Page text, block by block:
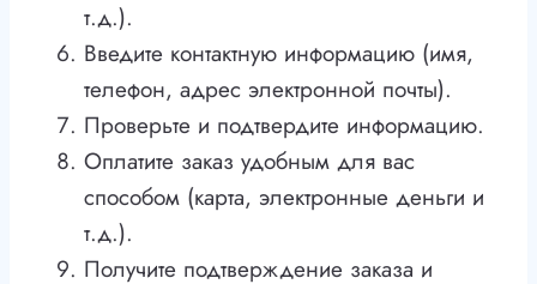
т.д.).
Введите контактную информацию (имя,
телефон, адрес электронной почты).
Проверьте и подтвердите информацию.
Оплатите заказ удобным для вас
способом (карта, электронные деньги и
т.д.).
Получите подтверждение заказа и